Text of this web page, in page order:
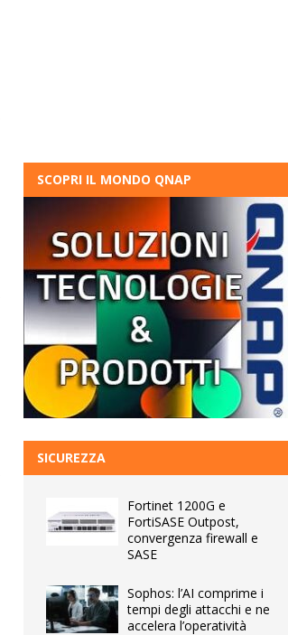
SCOPRI IL MONDO QNAP
SICUREZZA
Fortinet 1200G e
FortiSASE Outpost,
convergenza firewall e
SASE
Sophos: l’AI comprime i
tempi degli attacchi e ne
accelera l’operatività